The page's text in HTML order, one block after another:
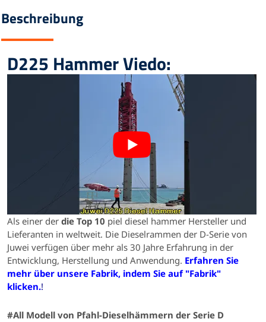
Beschreibung
D225 Hammer Viedo:
Als einer der die Top 10 piel diesel hammer Hersteller und
Lieferanten in weltweit. Die Dieselrammen der D-Serie von
Juwei verfügen über mehr als 30 Jahre Erfahrung in der
Entwicklung, Herstellung und Anwendung. Erfahren Sie
mehr über unsere Fabrik, indem Sie auf "Fabrik"
klicken.!
#All Modell von Pfahl-Dieselhämmern der Serie D